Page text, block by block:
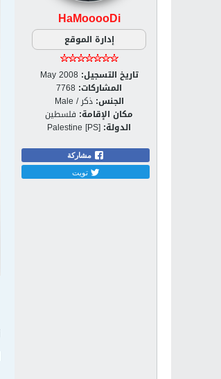
HaMooooDi
إدارة الموقع
تاريخ التسجيل: May 2008
المشاركات: 7768
الجنس: ذكر / Male
مكان الإقامة: فلسطين
الدولة: Palestine [PS]
مشاركة
تويت